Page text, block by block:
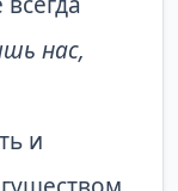
нас,
и